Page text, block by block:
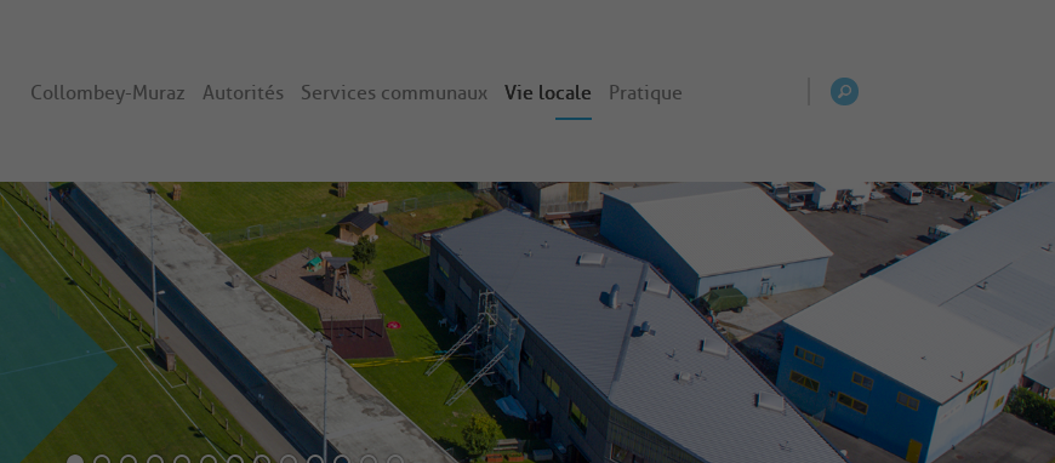
Collombey-Muraz Autorités Services communaux Vie locale Pratique